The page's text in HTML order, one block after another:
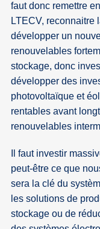
faut donc remettre
LTECV, reconnaitre
développer un
renouvelables
stockage, donc
développer des
photovoltaïque et
rentables avant
renouvelables
Il faut investir
peut-être ce que
sera la clé du
les solutions de
stockage ou de